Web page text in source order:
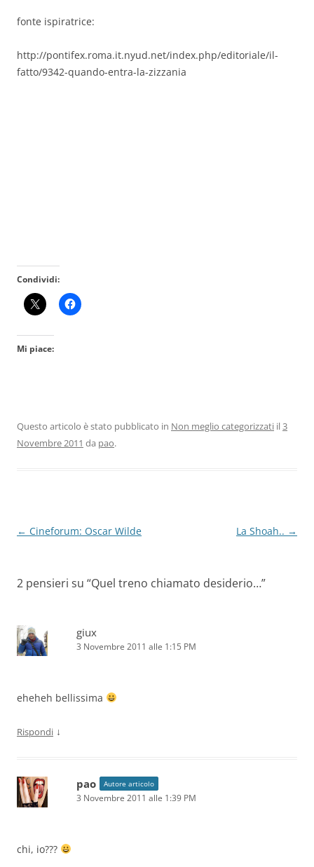
fonte ispiratrice:
http://pontifex.roma.it.nyud.net/index.php/editoriale/il-
fatto/9342-quando-entra-la-zizzania
Condividi:
Mi piace:
Questo articolo è stato pubblicato in Non meglio categorizzati il3
Novembre 2011 da pao.
Navigazione
← Cineforum: Oscar Wilde La Shoah.. →
2 pensieri su “Quel treno chiamato desiderio…”
giux
3 Novembre 2011 alle 1:15 PM
eheheh bellissima
Rispondi ↓
pao Autore articolo
3 Novembre 2011 alle 1:39 PM
chi, io???